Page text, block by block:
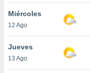
Miércoles
12 Ago
Jueves
13 Ago